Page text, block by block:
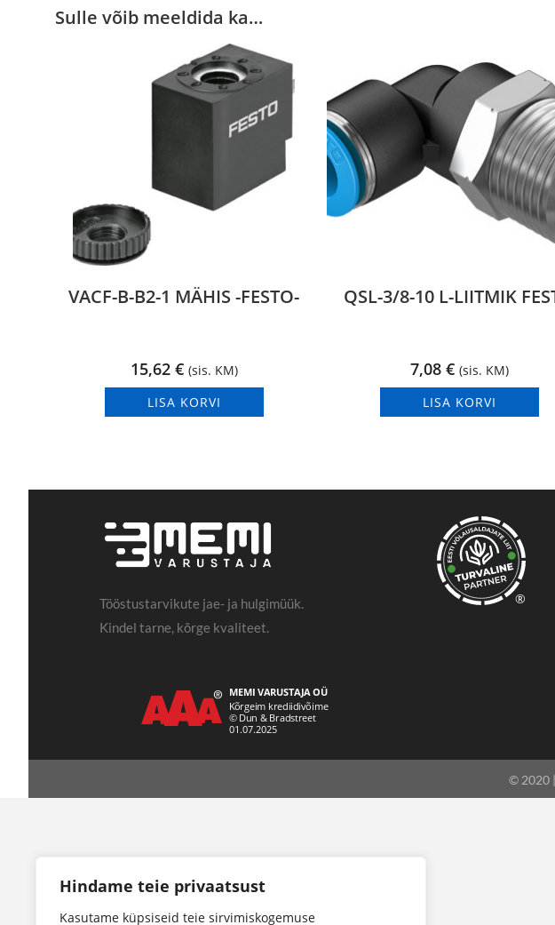
Hindame teie privaatsust
Kasutame küpsiseid teie sirvimiskogemuse
Sulle võib meeldida ka…
VACF-B-B2-1 MÄHIS -FESTO-
15,62 € (sis. KM)
LISA KORVI
QSL-3/8-10 L-LIITMIK
7,08 € (sis. KM)
LISA KORVI
Tööstustarvikute jae- ja hulgimüük.
Kindel tarne, kõrge kvaliteet.
®
© 2020